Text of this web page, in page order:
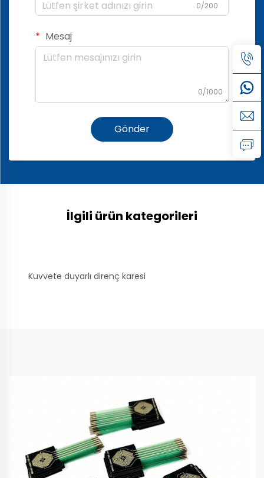
0/200
Mesaj
0/1000
Gönder
İlgili ürün kategorileri
Kuvvete duyarlı direnç karesi